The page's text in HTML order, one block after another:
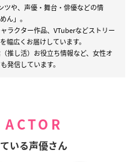
ツや、声優・舞台・俳優などの情
ん」。
ラクター作品、VTuberなどストリー
幅広くお届けしています。
推し活）お役立ち情報など、女性オ
発信しています。
いる声優さん